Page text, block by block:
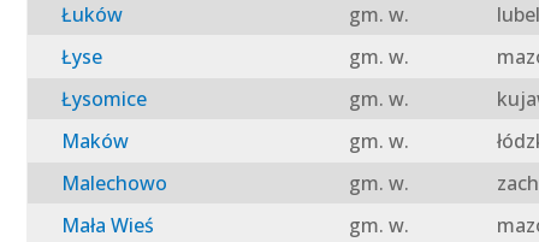
Łuków
gm. w.
Łyse
gm. w.
Łysomice
gm. w.
Maków
gm. w.
Malechowo
gm. w.
Mała Wieś
gm. w.